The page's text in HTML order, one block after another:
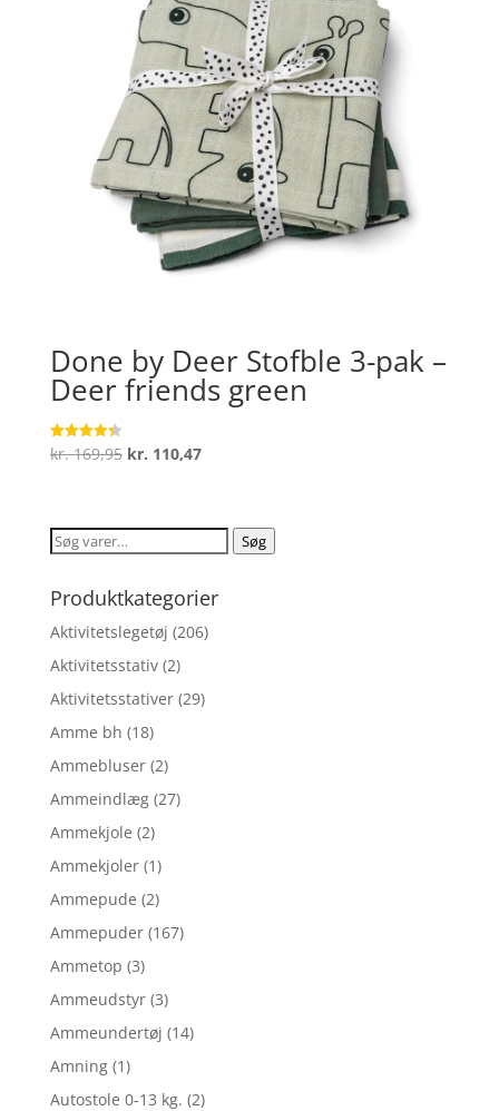
Done by Deer Stofble 3-pak –
Deer friends green
Vurderet
4.3
kr.169,95 Den
var:
kr. 169,95.
kr. 110,47Den
er:
kr. 110,47.
Søg
Søg
Produktkategorier
Aktivitetslegetøj (206)
Aktivitetsstativ (2)
Aktivitetsstativer (29)
Amme bh (18)
Ammebluser (2)
Ammeindlæg (27)
Ammekjole (2)
Ammekjoler (1)
Ammepude (2)
Ammepuder (167)
Ammetop (3)
Ammeudstyr (3)
Ammeundertøj (14)
Amning (1)
Autostole 0-13 kg. (2)